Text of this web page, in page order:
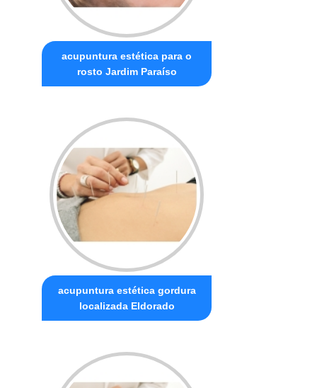
acupuntura estética para o
rosto Jardim Paraíso
acupuntura estética gordura
localizada Eldorado